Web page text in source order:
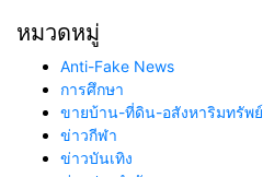
หมวดหมู่
Anti-Fake News
การศึกษา
ขายบ้าน-ที่ดิน-อสังหาริมทรัพย์
ข่าวกีฬา
ข่าวบันเทิง